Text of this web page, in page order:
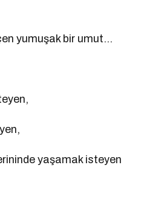
yumuşak bir umut…
yaşamak isteyen